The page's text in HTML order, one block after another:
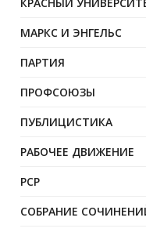
МАРКС И ЭНГЕЛЬС
ПАРТИЯ
ПРОФСОЮЗЫ
ПУБЛИЦИСТИКА
РАБОЧЕЕ ДВИЖЕНИЕ
РСР
СОБРАНИЕ